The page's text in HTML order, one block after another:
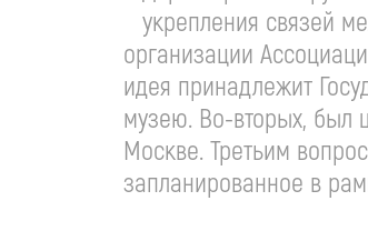
укрепления связей
организации
идея принадлежит
музею. Во-вторых, был
Москве. Третьим
запланированное в